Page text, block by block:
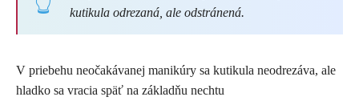
kutikula odrezaná, ale odstránená.
V priebehu neočakávanej manikúry sa kutikula neodrezáva, ale
hladko sa vracia späť na základňu nechtu